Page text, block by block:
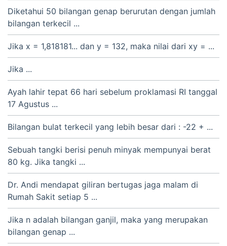
Diketahui 50 bilangan genap berurutan dengan jumlah
bilangan terkecil ...
Jika x = 1,818181... dan y = 132, maka nilai dari xy = ...
Jika ...
Ayah lahir tepat 66 hari sebelum proklamasi RI tanggal
17 Agustus ...
Bilangan bulat terkecil yang lebih besar dari : -22 + ...
Sebuah tangki berisi penuh minyak mempunyai berat
80 kg. Jika tangki ...
Dr. Andi mendapat giliran bertugas jaga malam di
Rumah Sakit setiap 5 ...
Jika n adalah bilangan ganjil, maka yang merupakan
bilangan genap ...